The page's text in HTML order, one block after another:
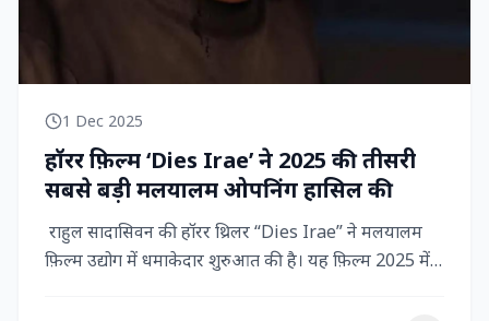
1 Dec 2025
हॉरर फ़िल्म ‘Dies Irae’ ने 2025 की तीसरी
सबसे बड़ी मलयालम ओपनिंग हासिल की
राहुल सादासिवन की हॉरर थ्रिलर “Dies Irae” ने मलयालम
फ़िल्म उद्योग में धमाकेदार शुरुआत की है। यह फ़िल्म 2025 में